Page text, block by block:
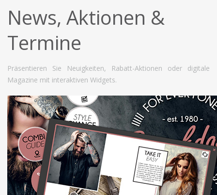
News, Aktionen &
Termine
Präsentieren Sie Neuigkeiten, Rabatt-Aktionen oder digitale
Magazine mit interaktiven Widgets.